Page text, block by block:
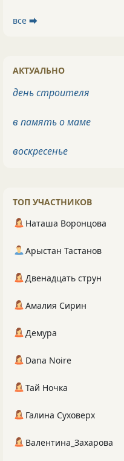
все ⮕
АКТУАЛЬНО
день строителя
в память о маме
воскресенье
ТОП УЧАСТНИКОВ
Наташа Воронцова
Арыстан Тастанов
Двенадцать струн
Амалия Сирин
Демура
Dana Noire
Тай Ночка
Галина Суховерх
Валентина_Захарова